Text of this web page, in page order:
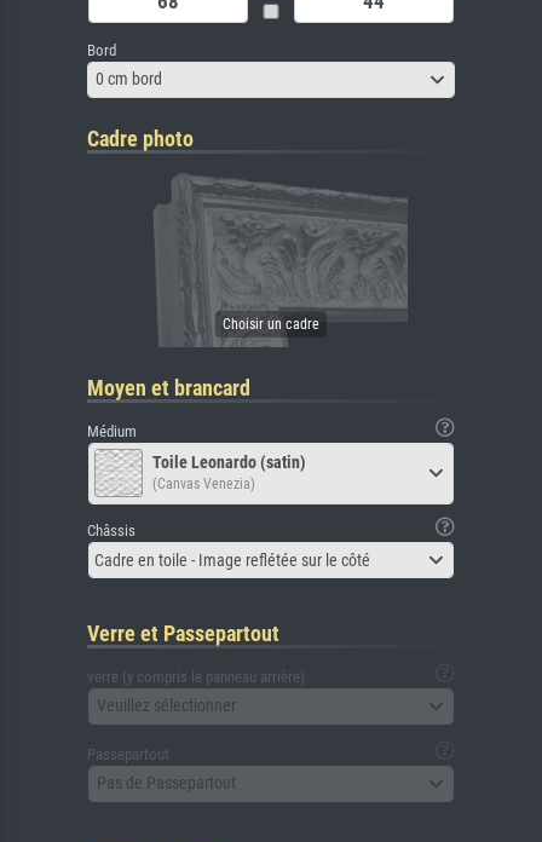
Bord
0 cm bord
Cadre photo
Moyen et brancard
Médium
Toile Leonardo (satin)
(Canvas Venezia)
Châssis
Cadre en toile - Image reflétée sur le côté
Verre et Passepartout
verre (y compris le panneau arrière)
Veuillez sélectionner
Passepartout
Pas de Passepartout